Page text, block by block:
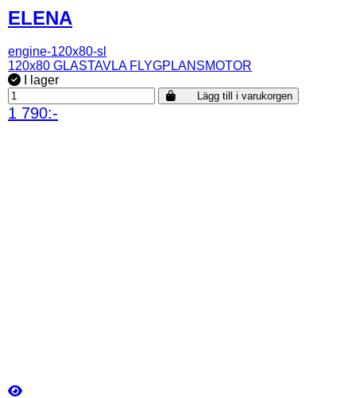
ELENA
engine-120x80-sl
120x80 GLASTAVLA FLYGPLANSMOTOR
I lager
Lägg till i varukorgen
1 790:-